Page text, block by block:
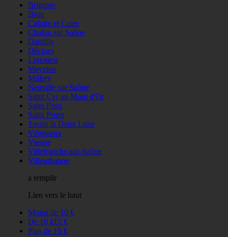
Brignais
Bron
Caluire et Cuire
Chalon sur Saône
Dardilly
Décines
Limonest
Meyzieu
Millery
Neuville sur Saône
Saint Cyr au Mont d'Or
Saint Fons
Saint Priest
Tassin la Demi Lune
Vénisseux
Vienne
Villefranche-sur-Saône
Villeurbanne
a remplir
Lien vers le haut
Moins de 10 €
De 10 à15 €
Plus de 15 €